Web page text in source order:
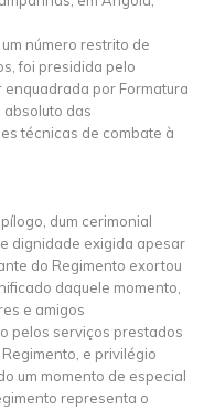
número restrito de
foi presidida pelo
por Formatura
absoluto das
técnicas de combate à
dum cerimonial
dignidade exigida apesar
do Regimento exortou
daquele momento,
e amigos
pelos serviços prestados
e privilégio
um momento de especial
representa o